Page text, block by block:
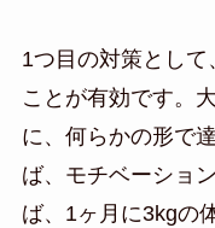
1つ目の対策として
ことが有効です。
に、何らかの形で
ば、モチベーショ
ば、1ヶ月に3kgの